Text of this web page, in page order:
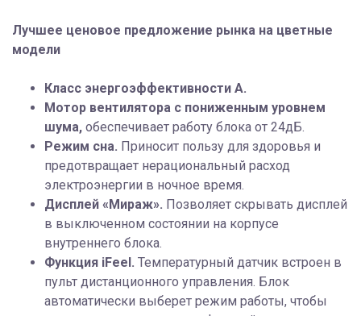
Лучшее ценовое предложение рынка на цветные
модели
Класс энергоэффективности A.
Мотор вентилятора с пониженным уровнем
шума, обеспечивает работу блока от 24дБ.
Режим сна. Приносит пользу для здоровья и
предотвращает нерациональный расход
электроэнергии в ночное время.
Дисплей «Мираж». Позволяет скрывать дисплей
в выключенном состоянии на корпусе
внутреннего блока.
Функция iFeel. Температурный датчик встроен в
пульт дистанционного управления. Блок
автоматически выберет режим работы, чтобы